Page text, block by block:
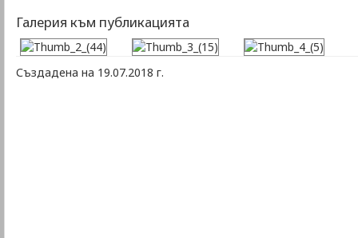
Галерия към публикацията
Създадена на 19.07.2018 г.